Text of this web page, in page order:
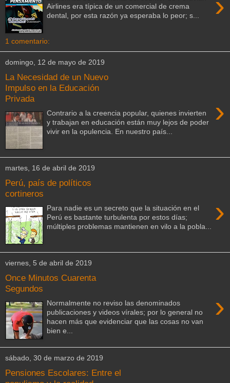
Airlines era típica de un comercial de crema
dental, por esta razón ya esperaba lo peor; s...
1 comentario:
domingo, 12 de mayo de 2019
La Necesidad de un Nuevo
Impulso en la Educación
Privada
›
Contrario a la creencia popular, quienes invierten
y trabajan en educación están muy lejos de poder
vivir en la opulencia. En nuestro país...
martes, 16 de abril de 2019
Perú, país de políticos
cortineros
›
Para nadie es un secreto que la situación en el
Perú es bastante turbulenta por estos días;
múltiples problemas mantienen en vilo a la pobla...
viernes, 5 de abril de 2019
Once Minutos Cuarenta
Segundos
›
Normalmente no reviso las denominados
publicaciones y videos vírales; por lo general no
hacen más que evidenciar que las cosas no van
bien e...
sábado, 30 de marzo de 2019
Pensiones Escolares: Entre el